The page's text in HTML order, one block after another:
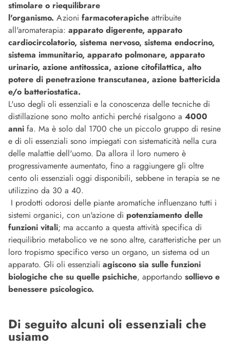
stimolare o riequilibrare
l'organismo. Azioni farmacoterapiche attribuite
all'aromaterapia: apparato digerente, apparato
cardiocircolatorio, sistema nervoso, sistema endocrino,
sistema immunitario, apparato polmonare, apparato
urinario, azione antitossica, azione citofilattica, alto
potere di penetrazione transcutanea, azione battericida
e/o batteriostatica.
L'uso degli oli essenziali e la conoscenza delle tecniche di
distillazione sono molto antichi perché risalgono a 4000
anni fa. Ma è solo dal 1700 che un piccolo gruppo di resine
e di oli essenziali sono impiegati con sistematicità nella cura
delle malattie dell'uomo. Da allora il loro numero è
progressivamente aumentato, fino a raggiungere gli oltre
cento oli essenziali oggi disponibili, sebbene in terapia se ne
utilizzino da 30 a 40.
I prodotti odorosi delle piante aromatiche influenzano tutti i
sistemi organici, con un'azione di potenziamento delle
funzioni vitali; ma accanto a questa attività specifica di
riequilibrio metabolico ve ne sono altre, caratteristiche per un
loro tropismo specifico verso un organo, un sistema od un
apparato. Gli oli essenziali agiscono sia sulle funzioni
biologiche che su quelle psichiche, apportando sollievo e
benessere psicologico.
Di seguito alcuni oli essenziali che
usiamo